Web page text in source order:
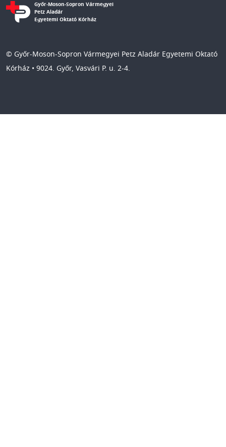
Győr-Moson-Sopron Vármegyei
Petz Aladár
Egyetemi Oktató Kórház
© Győr-Moson-Sopron Vármegyei Petz Aladár Egyetemi Oktató
Kórház • 9024. Győr, Vasvári P. u. 2-4.